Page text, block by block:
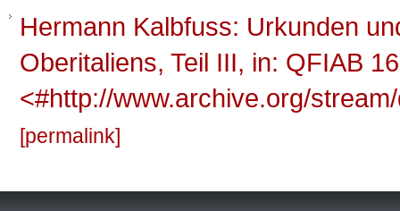
Hermann Kalbfuss: Urkunden
Oberitaliens, Teil III, in: QFIAB
<#http://www.archive.org/
permalink